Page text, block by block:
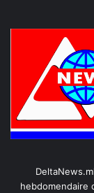
hebdomendaire